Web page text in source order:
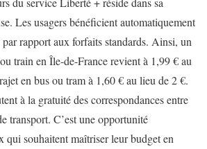
Les usagers bénéficient automatiquement
rapport aux forfaits standards. Ainsi, un
train en Île-de-France revient à 1,99 € au
en bus ou tram à 1,60 € au lieu de 2 €.
à la gratuité des correspondances entre
transport. C’est une opportunité
qui souhaitent maîtriser leur budget en